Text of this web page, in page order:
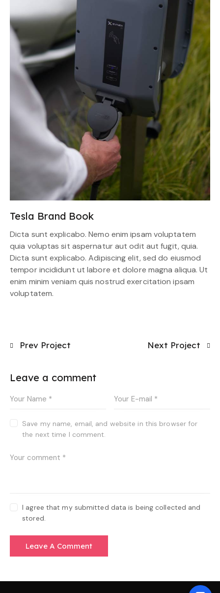
Tesla Brand Book
Dicta sunt explicabo. Nemo enim ipsam voluptatem
quia voluptas sit aspernatur aut odit aut fugit, quia.
Dicta sunt explicabo. Adipiscing elit, sed do eiusmod
tempor incididunt ut labore et dolore magna aliqua. Ut
enim minim veniam quis nostrud exercitation ipsam
voluptatem.
Prev Project Next Project
Leave a comment
Save my name, email, and website in this browser for
the next time I comment.
I agree that my submitted data is being collected and
stored.